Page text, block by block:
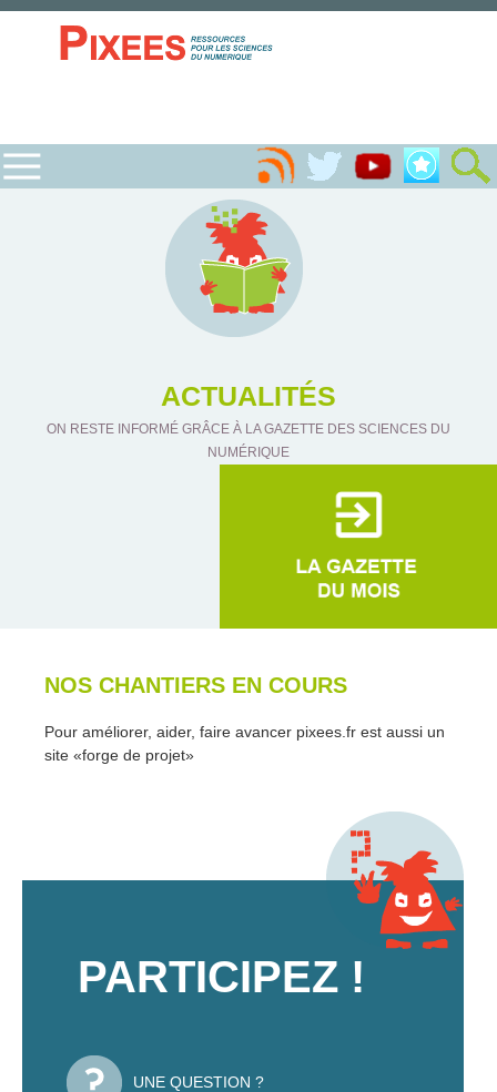
ACTUALITÉS
ON RESTE INFORMÉ GRÂCE À LA GAZETTE DES SCIENCES DU
NUMÉRIQUE
NOS CHANTIERS EN COURS
Pour améliorer, aider, faire avancer pixees.fr est aussi un
site «forge de projet»
PARTICIPEZ !
UNE QUESTION ?